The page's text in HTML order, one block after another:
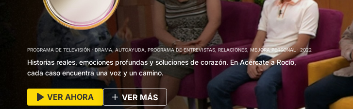
PROGRAMA DE TELEVISIÓN DRAMA, AUTOAYUDA, PROGRAMA DE ENTREVISTAS, RELACIONES, MEJORA PERSONAL 2022
Historias reales, emociones profundas y soluciones de corazón. En Acércate a Rocío,
cada caso encuentra una voz y un camino.
VER AHORA VER MÁS